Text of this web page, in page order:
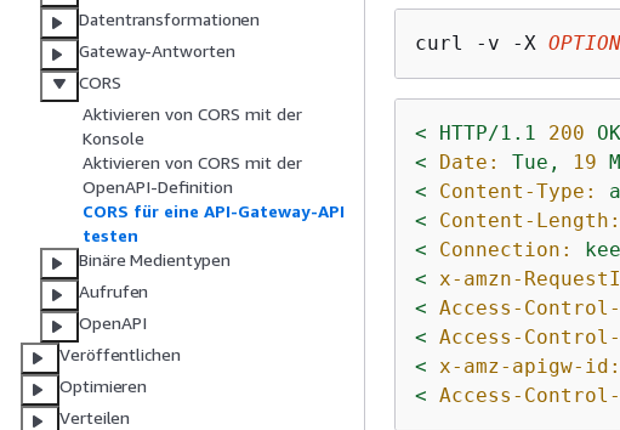
Datentransformationen
Gateway-Antworten
CORS
Aktivieren von CORS mit der
Konsole
Aktivieren von CORS mit der
OpenAPI-Definition
CORS für eine API-Gateway-API
testen
Binäre Medientypen
Aufrufen
OpenAPI
Veröffentlichen
Optimieren
Verteilen
curl -v -X
< HTTP/1.1 200
OK
<
Date: Tue, 19
<
Content-Type:
<
Content-Length:
<
Connection:
< x-amzn-
< Access-
< Access-
< x-amz-apigw-id:
< Access-